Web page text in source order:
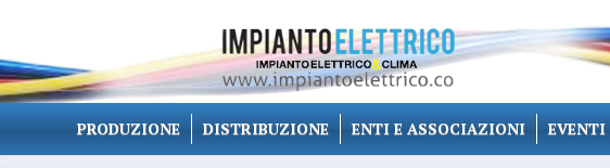
PRODUZIONE DISTRIBUZIONE ENTI E ASSOCIAZIONI EVENTI